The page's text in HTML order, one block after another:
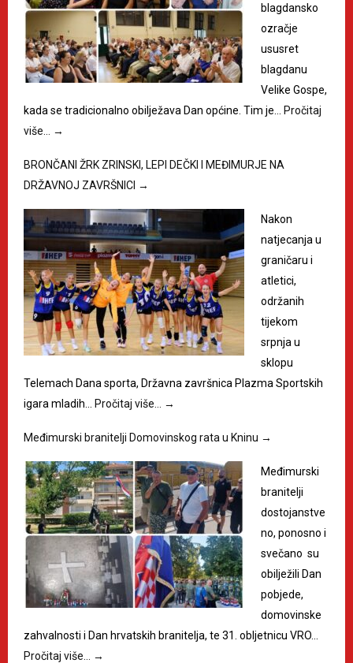
blagdansko
ozračje
ususret
blagdanu
Velike Gospe,
kada se tradicionalno obilježava Dan općine. Tim je…
Pročitaj
više…
→
BRONČANI ŽRK ZRINSKI, LEPI DEČKI I MEĐIMURJE NA
DRŽAVNOJ ZAVRŠNICI →
Nakon
natjecanja u
graničaru i
atletici,
održanih
tijekom
srpnja u
sklopu
Telemach Dana sporta, Državna završnica Plazma Sportskih
igara mladih…
Pročitaj više… →
Međimurski branitelji Domovinskog rata u Kninu →
Međimurski
branitelji
dostojanstve
no, ponosno i
svečano su
obilježili Dan
pobjede,
domovinske
zahvalnosti i Dan hrvatskih branitelja, te 31. obljetnicu VRO…
Pročitaj više…
→